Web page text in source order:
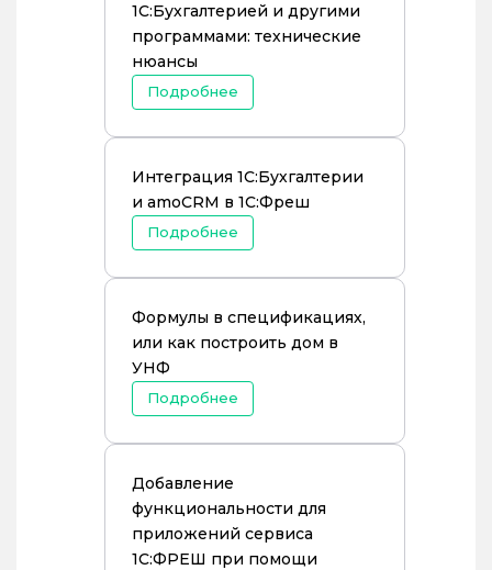
1С:Бухгалтерией и другими
программами: технические
нюансы
Подробнее
Интеграция 1С:Бухгалтерии
и amoCRM в 1С:Фреш
Подробнее
Формулы в спецификациях,
или как построить дом в
УНФ
Подробнее
Добавление
функциональности для
приложений сервиса
1С:ФРЕШ при помощи